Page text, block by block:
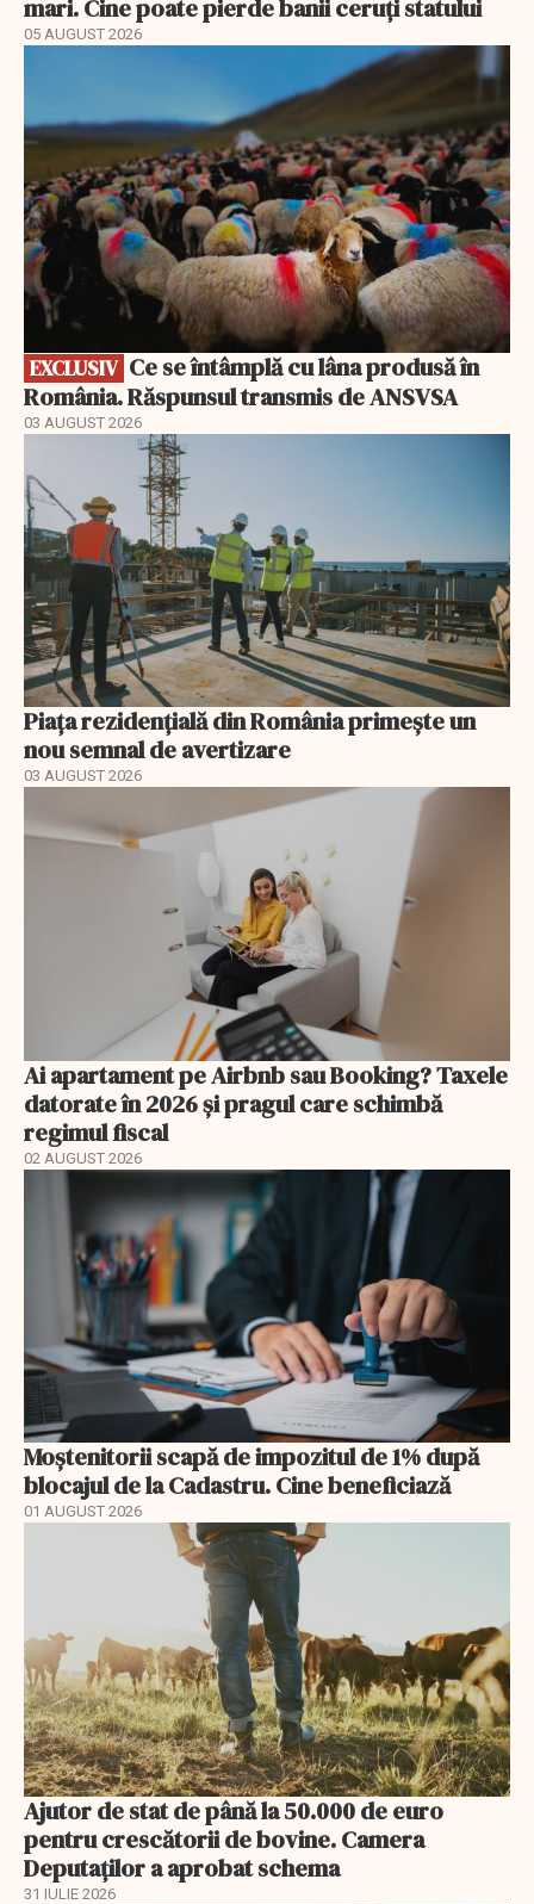
mari. Cine poate pierde banii ceruți statului
05 AUGUST 2026
EXCLUSIV
România. Răspunsul transmis de ANSVSA
03 AUGUST 2026
Piața rezidențială din România primește un
nou semnal de avertizare
03 AUGUST 2026
Ai apartament pe Airbnb sau Booking? Taxele
datorate în 2026 și pragul care schimbă
regimul fiscal
02 AUGUST 2026
Moștenitorii scapă de impozitul de 1% după
blocajul de la Cadastru. Cine beneficiază
01 AUGUST 2026
Ajutor de stat de până la 50.000 de euro
pentru crescătorii de bovine. Camera
Deputaților a aprobat schema
31 IULIE 2026